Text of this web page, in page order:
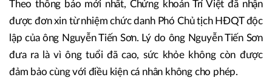
Theo thông báo mới nhất, Chứng khoán Trí Việt đã nhận
được đơn xin từ nhiệm chức danh Phó Chủ tịch HĐQT độc
lập của ông Nguyễn Tiến Sơn. Lý do ông Nguyễn Tiến Sơn
đưa ra là vì ông tuổi đã cao, sức khỏe không còn được
đảm bảo cùng với điều kiện cá nhân không cho phép.